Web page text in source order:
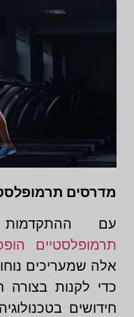
מדרסים
עם ההתקדמות
תרמופלסטיים
אלה שמעריכים
כדי לקנות
חידושים